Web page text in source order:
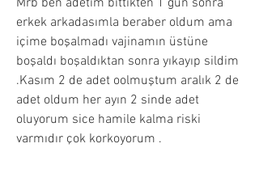
Mrb ben adetim bittikten 1 gün sonra
erkek arkadasımla beraber oldum ama
içime boşalmadı vajinamın üstüne
boşaldı boşaldıktan sonra yıkayıp sildim
.Kasım 2 de adet oolmuştum aralık 2 de
adet oldum her ayın 2 sinde adet
oluyorum sice hamile kalma riski
varmıdır çok korkoyorum .